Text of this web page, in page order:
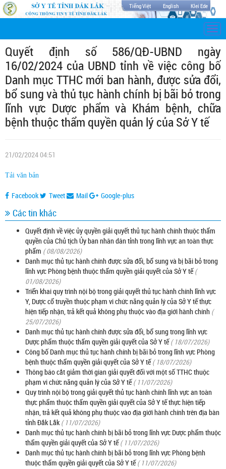
Tiếng Việt English Klei Ede
Quyết định số 586/QĐ-UBND ngày
16/02/2024 của UBND tỉnh về việc công bố
Danh mục TTHC mới ban hành, được sửa đổi,
bổ sung và thủ tục hành chính bị bãi bỏ trong
lĩnh vực Dược phẩm và Khám bệnh, chữa
bệnh thuộc thẩm quyền quản lý của Sở Y tế
21/02/2024 04:51
Tải văn bản
Facebook Tweet Mail Google-plus
Các tin khác
Quyết định về việc ủy quyền giải quyết thủ tục hành chính thuộc thẩm
quyền của Chủ tịch Ủy ban nhân dân tỉnh trong lĩnh vực an toàn thực
phẩm ( 08/08/2026)
Danh mục thủ tục hành chính được sửa đổi, bổ sung và bị bãi bỏ trong
lĩnh vực Phòng bệnh thuộc thẩm quyền giải quyết của Sở Y tế (
01/08/2026)
Triển khai quy trình nội bộ trong giải quyết thủ tục hành chính lĩnh vực
Y, Dược cổ truyền thuộc phạm vi chức năng quản lý của Sở Y tế thực
hiện tiếp nhận, trả kết quả không phụ thuộc vào địa giới hành chính (
25/07/2026)
Danh mục thủ tục hành chính được sửa đổi, bổ sung trong lĩnh vực
Dược phẩm thuộc thẩm quyền giải quyết của Sở Y tế ( 18/07/2026)
Công bố Danh mục thủ tục hành chính bị bãi bỏ trong lĩnh vực Phòng
bệnh thuộc thẩm quyền giải quyết của Sở Y tế ( 18/07/2026)
Thông báo cắt giảm thời gian giải quyết đối với một số TTHC thuộc
phạm vi chức năng quản lý của Sở Y tế ( 11/07/2026)
Quy trình nội bộ trong giải quyết thủ tục hành chính lĩnh vực an toàn
thực phẩm thuộc thẩm quyền giải quyết của Sở Y tế thực hiện tiếp
nhận, trả kết quả không phụ thuộc vào địa giới hành chính trên địa bàn
tỉnh Đắk Lắk ( 11/07/2026)
Danh mục thủ tục hành chính bị bãi bỏ trong lĩnh vực Dược phẩm thuộc
thẩm quyền giải quyết của Sở Y tế ( 11/07/2026)
Danh mục thủ tục hành chính bị bãi bỏ trong lĩnh vực Phòng bệnh
thuộc thẩm quyền giải quyết của Sở Y tế ( 11/07/2026)